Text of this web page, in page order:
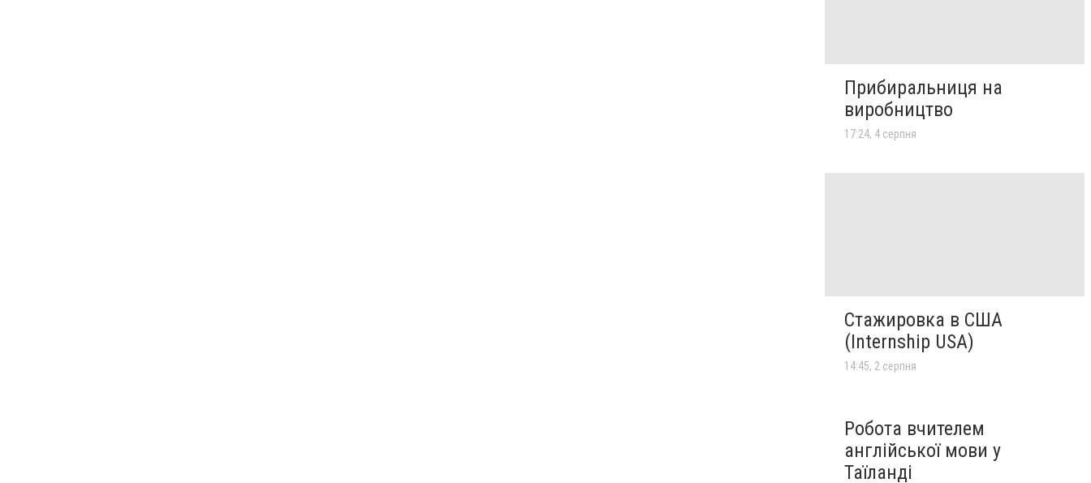
Прибиральниця на
виробництво
17:24, 4 серпня
Стажировка в США
(Internship USA)
14:45, 2 серпня
Робота вчителем
англійської мови у
Таїланді